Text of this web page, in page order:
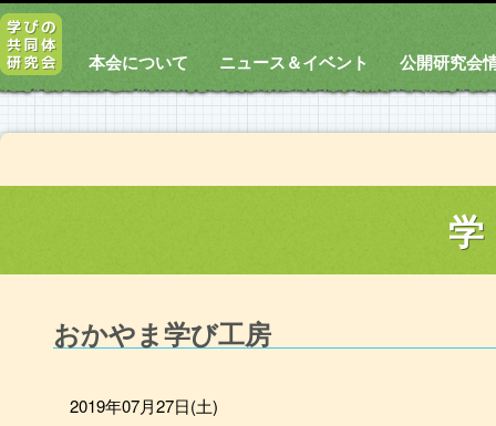
本会について ニュース＆イベント 公開研究会
おかやま学び工房
2019年07月27日(土)